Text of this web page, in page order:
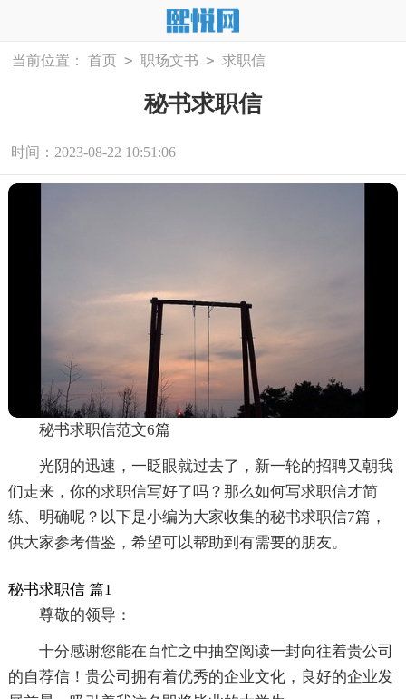
当前位置： 首页 > 职场文书 > 求职信
秘书求职信
时间：2023-08-22 10:51:06
秘书求职信范文6篇
光阴的迅速，一眨眼就过去了，新一轮的招聘又朝我
们走来，你的求职信写好了吗？那么如何写求职信才简
练、明确呢？以下是小编为大家收集的秘书求职信7篇，
供大家参考借鉴，希望可以帮助到有需要的朋友。
秘书求职信 篇1
尊敬的领导：
十分感谢您能在百忙之中抽空阅读一封向往着贵公司
的自荐信！贵公司拥有着优秀的企业文化，良好的企业发